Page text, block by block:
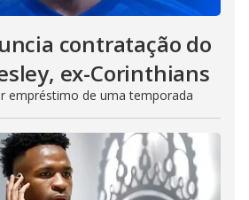
contratação do
ex-Corinthians
empréstimo de uma temporada